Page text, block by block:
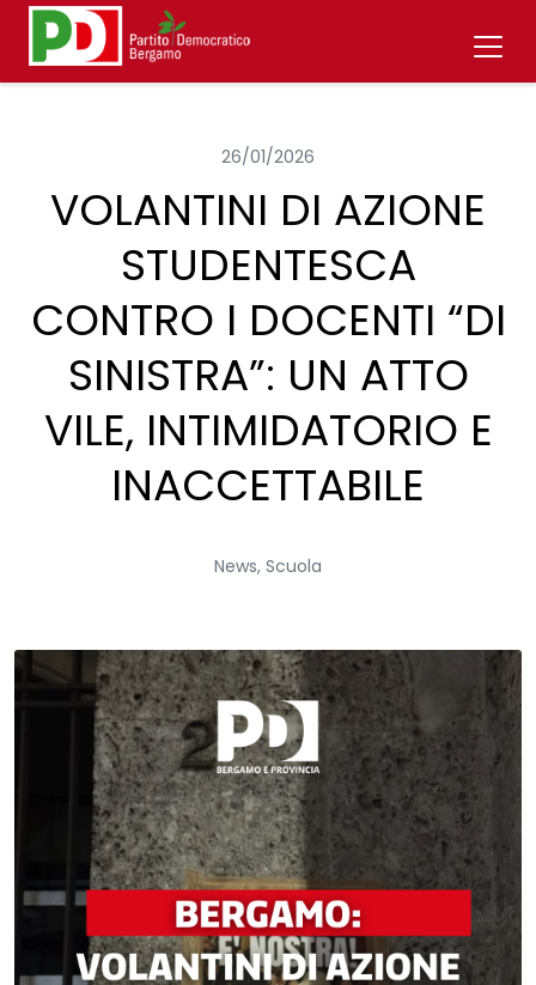
26/01/2026
VOLANTINI DI AZIONE
STUDENTESCA
CONTRO I DOCENTI “DI
SINISTRA”: UN ATTO
VILE, INTIMIDATORIO E
INACCETTABILE
News, Scuola